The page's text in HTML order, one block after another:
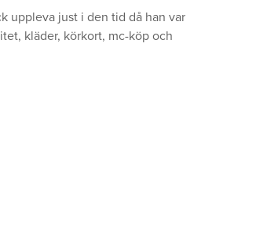
uppleva just i den tid då han var
kläder, körkort, mc-köp och